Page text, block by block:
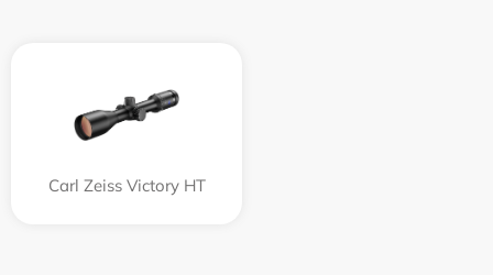
Carl Zeiss Victory HT